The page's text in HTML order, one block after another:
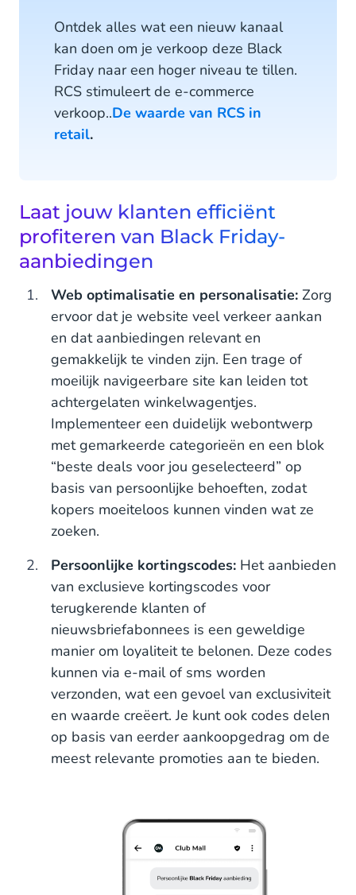
Ontdek alles wat een nieuw kanaal
kan doen om je verkoop deze Black
Friday naar een hoger niveau te tillen.
RCS stimuleert de e-commerce
verkoop..De waarde van RCS in
retail.
Laat jouw klanten efficiënt
profiteren van Black Friday-
aanbiedingen
Web optimalisatie en personalisatie: Zorg
ervoor dat je website veel verkeer aankan
en dat aanbiedingen relevant en
gemakkelijk te vinden zijn. Een trage of
moeilijk navigeerbare site kan leiden tot
achtergelaten winkelwagentjes.
Implementeer een duidelijk webontwerp
met gemarkeerde categorieën en een blok
“beste deals voor jou geselecteerd” op
basis van persoonlijke behoeften, zodat
kopers moeiteloos kunnen vinden wat ze
zoeken.
Persoonlijke kortingscodes: Het aanbieden
van exclusieve kortingscodes voor
terugkerende klanten of
nieuwsbriefabonnees is een geweldige
manier om loyaliteit te belonen. Deze codes
kunnen via e-mail of sms worden
verzonden, wat een gevoel van exclusiviteit
en waarde creëert. Je kunt ook codes delen
op basis van eerder aankoopgedrag om de
meest relevante promoties aan te bieden.